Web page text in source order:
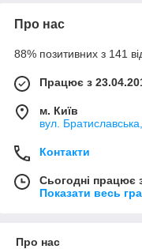
Про нас
88% позитивних з 141
Працює з
м. Київ
вул.
Контакти
Сьогодні працює
Показати весь
Про нас